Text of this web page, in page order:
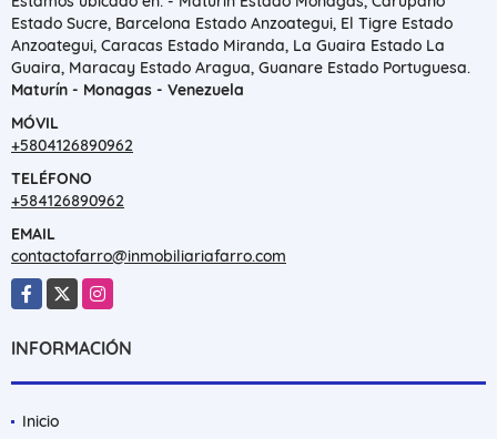
Estado Sucre, Barcelona Estado Anzoategui, El Tigre Estado
Anzoategui, Caracas Estado Miranda, La Guaira Estado La
Guaira, Maracay Estado Aragua, Guanare Estado Portuguesa.
Maturín - Monagas - Venezuela
MÓVIL
+5804126890962
TELÉFONO
+584126890962
EMAIL
contactofarro@inmobiliariafarro.com
Facebook
X Instagram
INFORMACIÓN
Inicio